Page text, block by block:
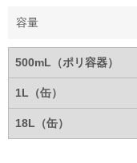
容量
500mL（ポリ容器）
1L（缶）
18L（缶）